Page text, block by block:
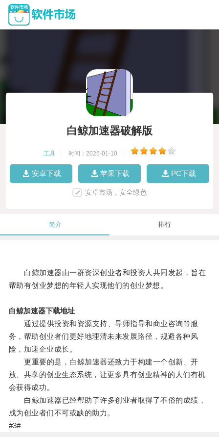
白鲸加速器破解版
工具 时间：2025-01-10
安卓下载 苹果下载 PC下载
安卓市场，安全绿色
简介 排行
白鲸加速器由一群资深创业者和投资人共同发起，旨在
帮助有创业梦想的年轻人实现他们的创业梦想。
白鲸加速器下载地址
通过提供投资和资源支持、导师指导和商业咨询等服
务，帮助创业者们更好地理清未来发展路径，规避各种风
险，加速企业成长。
更重要的是，白鲸加速器还致力于构建一个创新、开
放、共享的创业生态系统，让更多具有创业精神的人们有机
会获得成功。
白鲸加速器已经帮助了许多创业者取得了不俗的成绩，
成为创业者们不可或缺的助力。
#3#